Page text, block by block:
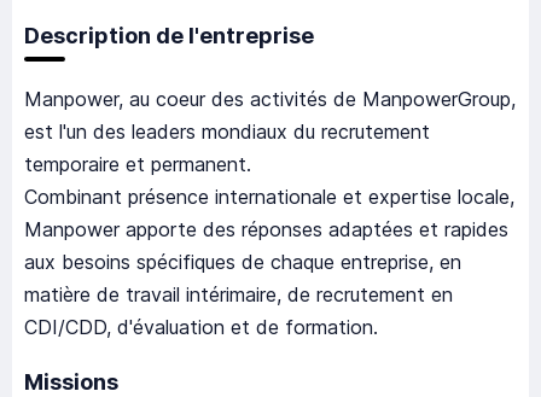
Description de l'entreprise
Manpower, au coeur des activités de ManpowerGroup,
est l'un des leaders mondiaux du recrutement
temporaire et permanent.
Combinant présence internationale et expertise locale,
Manpower apporte des réponses adaptées et rapides
aux besoins spécifiques de chaque entreprise, en
matière de travail intérimaire, de recrutement en
CDI/CDD, d'évaluation et de formation.
Missions